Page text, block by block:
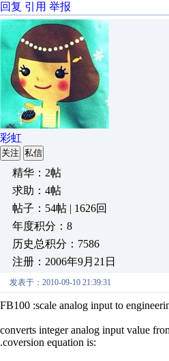
回复 引用 举报
彩虹
关注 私信
精华：2帖
求助：4帖
帖子：54帖 | 1626回
年度积分：8
历史总积分：7586
注册：2006年9月21日
发表于：2010-09-10 21:39:31
FB100 :scale analog input to
converts integer analog input value
.coversion equation is: